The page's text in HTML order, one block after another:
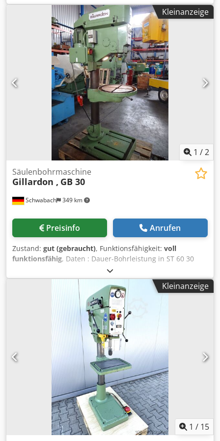
Bohrspindelaufnahme MK 3 - 4 Vorschübe 0,1 - 0,16 - 0,25
- 0,4 mm/U - Bohrspindeldrehzahlen in Getriebestufen 95 -
2000 U/min - Rechts - Linkslauf - Bohrspindelhub 160 mm -
Ausladung 350 mm - Tisch mit 3 T-Nuten höhenverstellbar
340 x 320 mm Djdpfszm Tw Hjx Ahkeck - Tisch ist links +
rechts neigbar - max. Abstand Tisch – Bohrspindel 500 mm
- max. Abstand bearbeitete Grundplatte – Bohrspindel
1050 mm - Säulendurchmesser 160 mm - Beleuchtung -
Kühlmitteleinrichtung - Antrieb 400 V / 2,4 kW - Platzbedarf
ca. B 600 x H 1950 x T 800 mm - Gewicht ca. 350 kg
Kleinanzeige
1 /2
Schwabach 349 km
Säulenbohrmaschine
Gillardon , GB 30
Preisinfo Anrufen
Zustand: gut (gebraucht), Funktionsfähigkeit: voll
funktionsfähig, Daten : Dauer-Bohrleistung in ST 60 30
mm 12 Drehzahlstufen 60 – 2240 U/min Spindelmotor 1,1 /
1,6 kW . Dcsdpfxozl Exme Ahkok Ausladung ca. 320 mm
Spindelhub 170 mm Säulendurchmesser ca. 120 mm .
Kleinanzeige
1 / 15